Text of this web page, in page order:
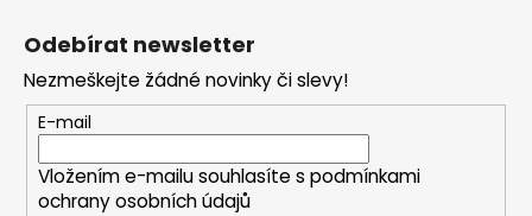
Odebírat newsletter
Nezmeškejte žádné novinky či slevy!
E-mail
Vložením e-mailu souhlasíte s podmínkami
ochrany osobních údajů